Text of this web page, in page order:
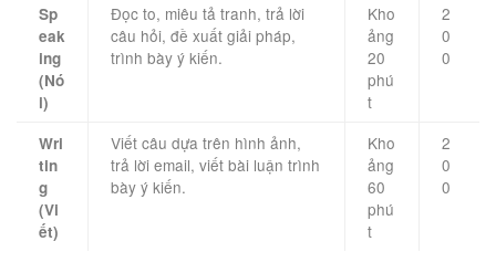
Sp
eak
ing
(Nó
i)
Đọc to, miêu tả tranh, trả lời
câu hỏi, đề xuất giải pháp,
trình bày ý kiến.
Kho
ảng
20
phú
t
2
0
0
Wri
tin
g
(Vi
ết)
Viết câu dựa trên hình ảnh,
trả lời email, viết bài luận trình
bày ý kiến.
Kho
ảng
60
phú
t
2
0
0